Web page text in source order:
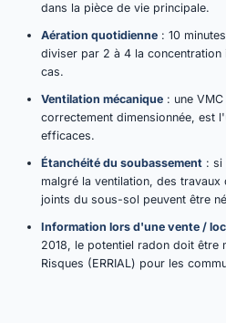
dans la pièce de vie principale.
Aération quotidienne : 10
diviser par 2 à 4 la concentration
cas.
Ventilation mécanique : une
correctement dimensionnée, est
efficaces.
Étanchéité du soubassement : si
malgré la ventilation, des
joints du sous-sol peuvent être
Information lors d'une vente /
2018, le potentiel radon doit être
Risques (ERRIAL) pour les